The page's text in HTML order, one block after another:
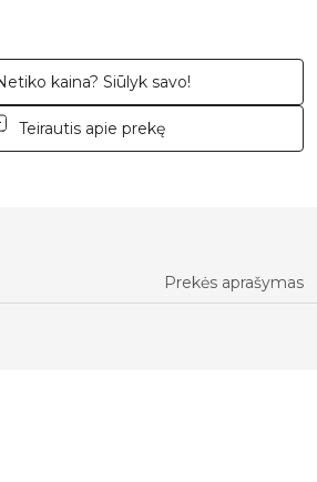
kaina? Siūlyk savo!
Teirautis apie prekę
Prekės aprašymas